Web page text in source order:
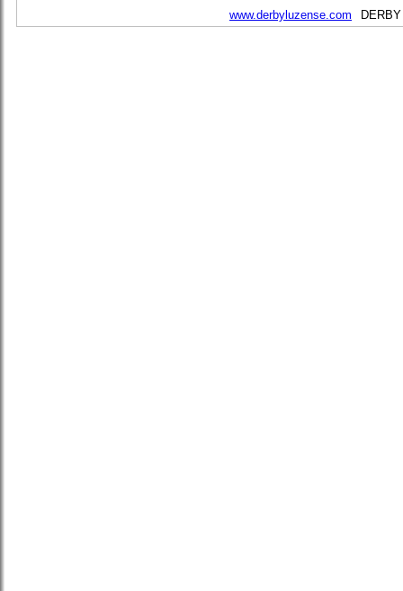
www.derbyluzense.com